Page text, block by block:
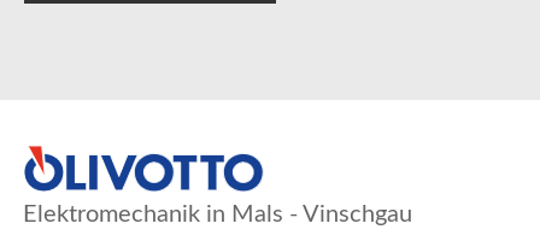
Elektromechanik in Mals - Vinschgau